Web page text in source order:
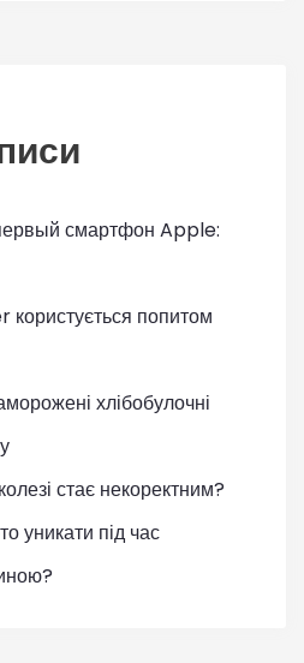
смартфон Apple:
попитом
хлібобулочні
стає некоректним?
уникати під час